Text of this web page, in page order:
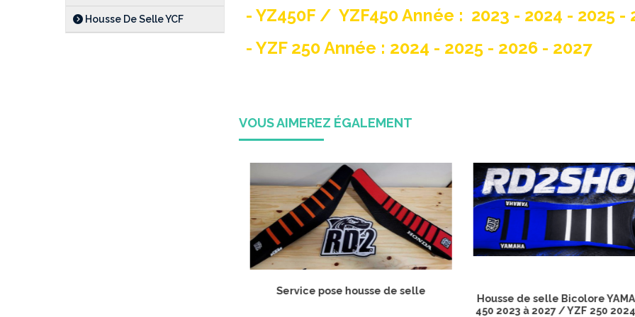
Housse De Selle YCF
- YZ450F / YZF450 Année : 2023 - 2024 - 2025 -
- YZF 250 Année : 2024 - 2025 - 2026 - 2027
VOUS AIMEREZ ÉGALEMENT
Coup de coeur